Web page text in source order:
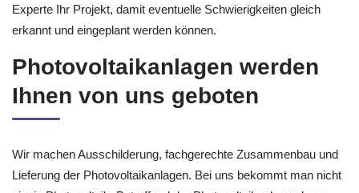
Sie sich Ihr Leistungspaket gestalten. Um ein qualitativ
exzellentes Ergebnis sicherzustellen Untersucht im Vorfeld ein
erkannt und eingeplant werden können.
Photovoltaikanlagen werden